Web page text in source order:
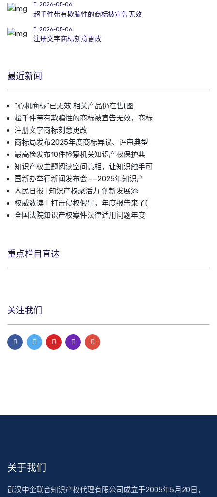
2026-05-06
超千件带有欺骗性的商标被宣告无效
2026-05-06
注册文字商标刻意更改
最近新闻
“心机商标”已无效 相关产品仍在售(图
超千件带有欺骗性的商标被宣告无效，商标
注册文字商标刻意更改
商标局发布2025年度商标异议、评审典型
最高检发布10件检察机关知识产权保护典
知识产权主题阅读空间亮相，让知识触手可
国新办举行新闻发布会——2025年知识产
人民日报 | 知识产权聚活力 创新发展添
权威数读丨打击侵权假冒，年度报告来了(
全国法院知识产权案件法律适用问题年度
重点栏目直达
关注我们
关于我们
武汉中企联合知识产权代理有限公司成立于2005年5月20日，